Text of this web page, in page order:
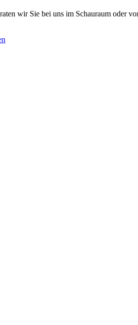
wir Sie bei uns im Schauraum oder